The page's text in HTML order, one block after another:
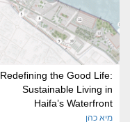
Redefining the Good Life:
Sustainable Living in
Haifa’s Waterfront
מיא כהן